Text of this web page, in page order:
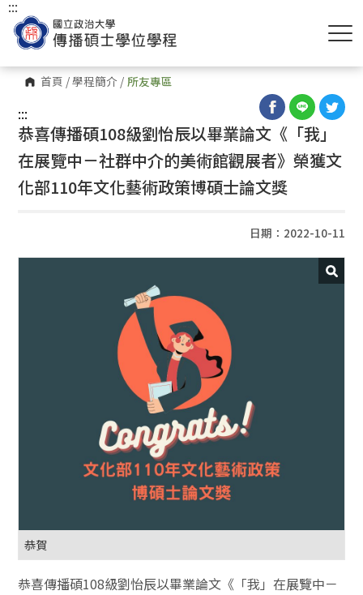
首頁 /學程簡介 / 所友專區
:::
:::
恭喜傳播碩108級劉怡辰以畢業論文《「我」
在展覽中－社群中介的美術館觀展者》榮獲文
化部110年文化藝術政策博碩士論文獎
日期：2022-10-11
恭賀
恭喜傳播碩108級劉怡辰以畢業論文《「我」在展覽中－